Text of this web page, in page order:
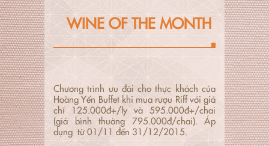
WINE OF THE MONTH
Chương trình ưu đãi cho thực khách của
Hoàng Yến Buffet khi mua rượu Riff với giá
chỉ 125.000đ+/ly và 595.000đ+/chai
(giá bình thường 795.000đ/chai). Áp
dụng từ 01/11 đến 31/12/2015.